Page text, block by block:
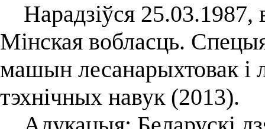
Нарадзіўся 25.03.1987,
Мінская вобласць.
машын лесанарыхтовак і
тэхнічных навук (2013).